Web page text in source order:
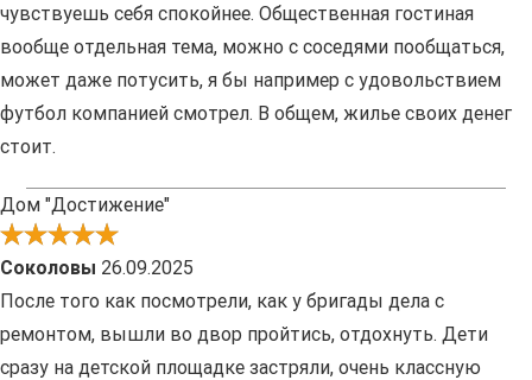
чувствуешь себя спокойнее. Общественная гостиная
вообще отдельная тема, можно с соседями пообщаться,
может даже потусить, я бы например с удовольствием
футбол компанией смотрел. В общем, жилье своих денег
стоит.
Дом "Достижение"
Соколовы 26.09.2025
После того как посмотрели, как у бригады дела с
ремонтом, вышли во двор пройтись, отдохнуть. Дети
сразу на детской площадке застряли, очень классную